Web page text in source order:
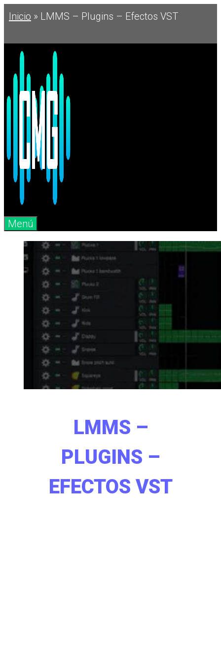
Saltar
contenido
Inicio » LMMS – Plugins – Efectos VST
Menú
LMMS –
PLUGINS –
EFECTOS VST